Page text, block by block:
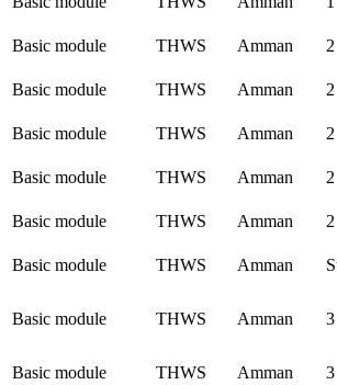
Basic module
THWS Amman 2
Basic module
THWS Amman 2
Basic module
THWS Amman 2
Basic module
THWS Amman 2
Basic module
THWS Amman 2
Basic module
THWS Amman
Basic module THWS Amman 3
Basic module
THWS Amman 3